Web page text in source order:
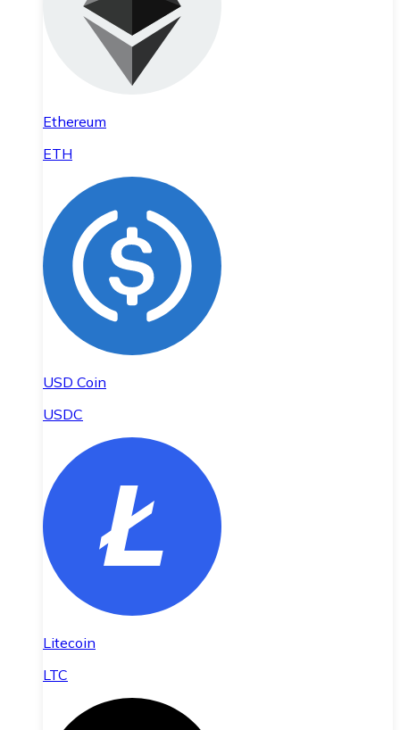
Ethereum
ETH
USD Coin
USDC
Litecoin
LTC